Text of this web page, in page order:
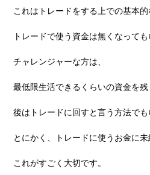
これはトレードをする上での基本的
トレードで使う資⾦は無くなって
チャレンジャーな⽅は、
最低限⽣活できるくらいの資⾦を残
後はトレードに回すと⾔う⽅法でも
とにかく、トレードに使うお⾦に未
これがすごく⼤切です。